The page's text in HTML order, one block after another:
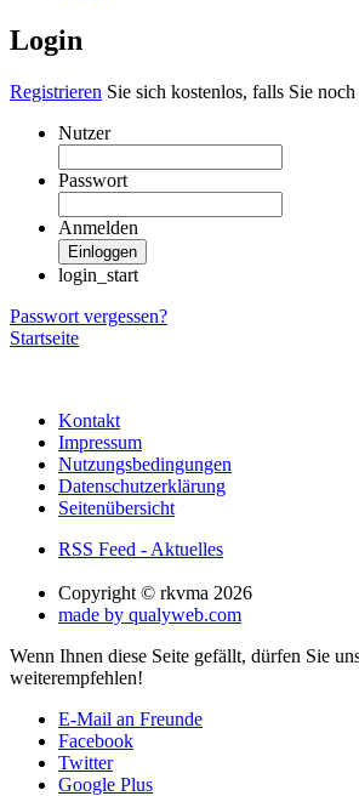
Login
Registrieren Sie sich kostenlos, falls Sie
Nutzer
Passwort
Anmelden
Einloggen
login_start
Passwort vergessen?
Startseite
Kontakt
Impressum
Nutzungs­bedingungen
Datenschutzerklärung
Seiten­übersicht
RSS Feed - Aktuelles
Copyright © rkvma 2026
made by qualyweb.com
Wenn Ihnen diese Seite gefällt, dürfen Sie
weiterempfehlen!
E-Mail an Freunde
Facebook
Twitter
Google Plus